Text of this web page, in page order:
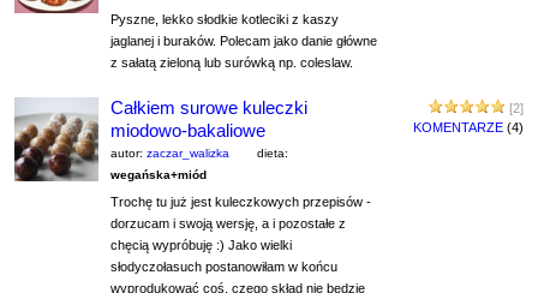
Pyszne, lekko słodkie kotleciki z kaszy
jaglanej i buraków. Polecam jako danie główne
z sałatą zieloną lub surówką np. coleslaw.
[2]
KOMENTARZE (4)
Całkiem surowe kuleczki
miodowo-bakaliowe
autor: zaczar_walizka
dieta:
wegańska+miód
Trochę tu już jest kuleczkowych przepisów -
dorzucam i swoją wersję, a i pozostałe z
chęcią wypróbuję :) Jako wielki
słodyczołasuch postanowiłam w końcu
wyprodukować coś, czego skład nie będzie